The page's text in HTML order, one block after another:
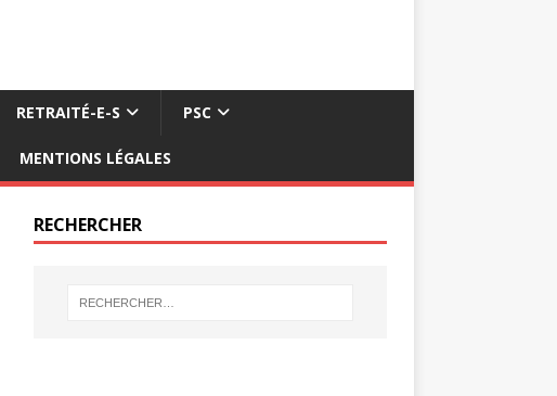
RETRAITÉ-E-S PSC
MENTIONS LÉGALES
RECHERCHER